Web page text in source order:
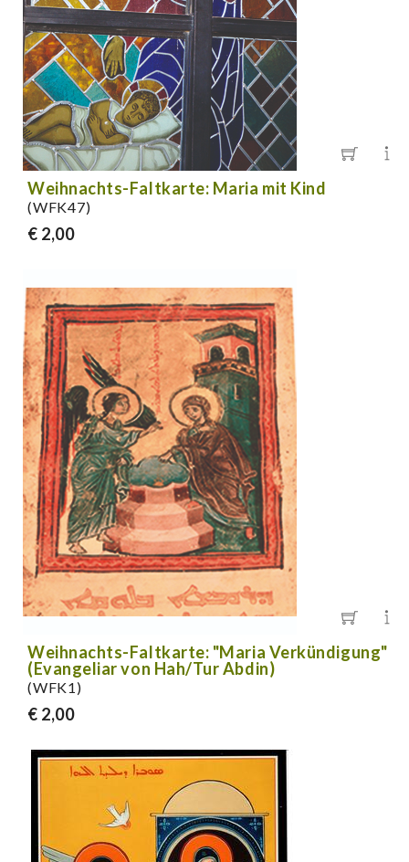
Weihnachts-Faltkarte: Maria mit Kind
(WFK47)
€ 2,00
Weihnachts-Faltkarte: "Maria Verkündigung"
(Evangeliar von Hah/Tur Abdin)
(WFK1)
€ 2,00